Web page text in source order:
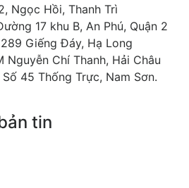
Ngọc Hồi, Thanh Trì
17 khu B, An Phú, Quận 2
Giếng Đáy, Hạ Long
Nguyễn Chí Thanh, Hải Châu
Số 45 Thống Trực, Nam Sơn.
tin